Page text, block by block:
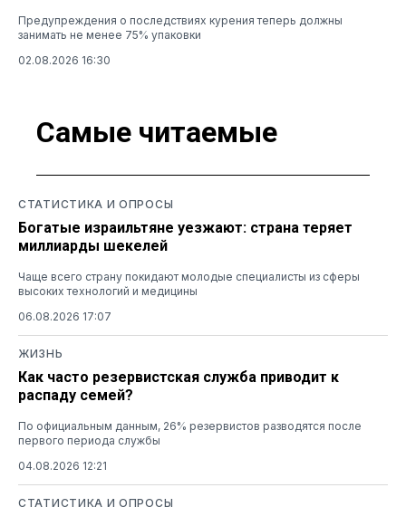
Предупреждения о последствиях курения теперь должны
занимать не менее 75% упаковки
02.08.2026 16:30
Самые читаемые
СТАТИСТИКА И ОПРОСЫ
Богатые израильтяне уезжают: страна теряет
миллиарды шекелей
Чаще всего страну покидают молодые специалисты из сферы
высоких технологий и медицины
06.08.2026 17:07
ЖИЗНЬ
Как часто резервистская служба приводит к
распаду семей?
По официальным данным, 26% резервистов разводятся после
первого периода службы
04.08.2026 12:21
СТАТИСТИКА И ОПРОСЫ